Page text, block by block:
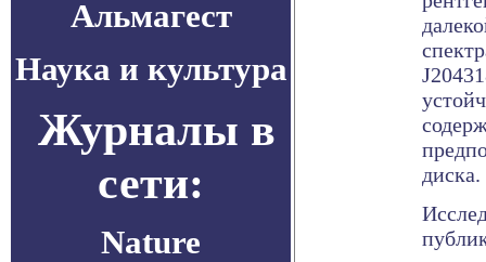
Альмагест
Наука и культура
Журналы в
сети:
Nature
диска.